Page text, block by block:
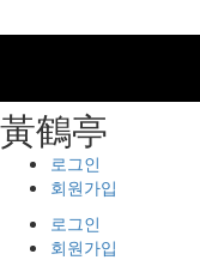
⿈鶴亭
로그인
회원가입
로그인
회원가입